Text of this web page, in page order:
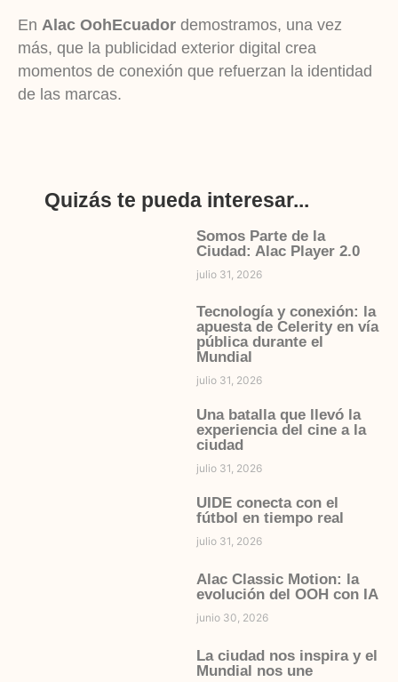
En Alac OohEcuador demostramos, una vez
más, que la publicidad exterior digital crea
momentos de conexión que refuerzan la identidad
de las marcas.
Quizás te pueda interesar...
Somos Parte de la
Ciudad: Alac Player 2.0
julio 31, 2026
Tecnología y conexión: la
apuesta de Celerity en vía
pública durante el
Mundial
julio 31, 2026
Una batalla que llevó la
experiencia del cine a la
ciudad
julio 31, 2026
UIDE conecta con el
fútbol en tiempo real
julio 31, 2026
Alac Classic Motion: la
evolución del OOH con IA
junio 30, 2026
La ciudad nos inspira y el
Mundial nos une